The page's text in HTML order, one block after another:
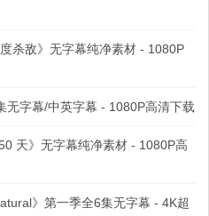
杀敌》无字幕纯净素材 - 1080P
无字幕/中英字幕 - 1080P高清下载
天》无字幕纯净素材 - 1080P高
》第一季全6集无字幕 - 4K超